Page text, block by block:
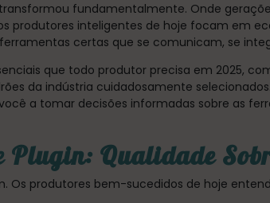
fundamentalmente. Onde
produtores inteligentes de hoje focam em
certas que se comunicam, se
que todo produtor precisa em 2025,
da indústria cuidadosamente
a tomar decisões informadas sobre as
Plugin: Qualidade
Os produtores bem-sucedidos de hoje